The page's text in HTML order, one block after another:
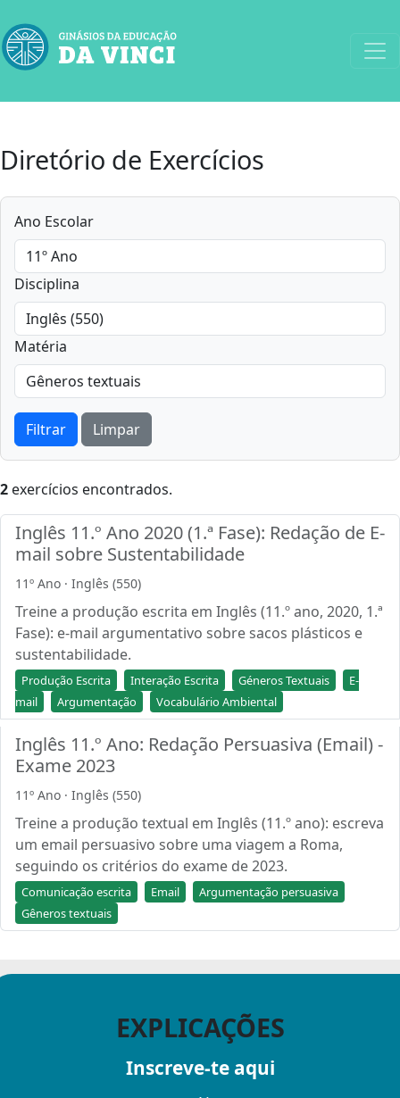
Diretório de Exercícios
Ano Escolar
Disciplina
Matéria
Filtrar Limpar
2 exercícios encontrados.
Inglês 11.º Ano 2020 (1.ª Fase): Redação de E-
mail sobre Sustentabilidade
11º Ano · Inglês (550)
Treine a produção escrita em Inglês (11.º ano, 2020, 1.ª
Fase): e-mail argumentativo sobre sacos plásticos e
sustentabilidade.
Produção Escrita Interação Escrita Géneros Textuais
E-
mail
Argumentação Vocabulário Ambiental
Inglês 11.º Ano: Redação Persuasiva (Email) -
Exame 2023
11º Ano · Inglês (550)
Treine a produção textual em Inglês (11.º ano): escreva
um email persuasivo sobre uma viagem a Roma,
seguindo os critérios do exame de 2023.
Comunicação escrita Email
Argumentação persuasiva
Gêneros textuais
EXPLICAÇÕES
Inscreve-te aqui